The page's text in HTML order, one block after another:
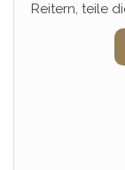
Reitern, teile